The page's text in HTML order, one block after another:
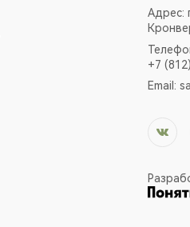
Адрес:
+7
Email: